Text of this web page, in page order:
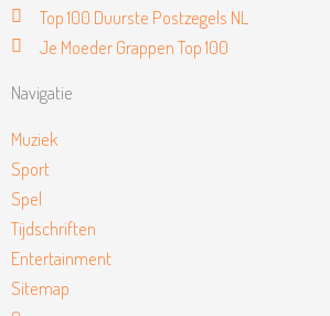
Top 100 Duurste Postzegels NL
Je Moeder Grappen Top 100
Navigatie
Muziek
Sport
Spel
Tijdschriften
Entertainment
Sitemap